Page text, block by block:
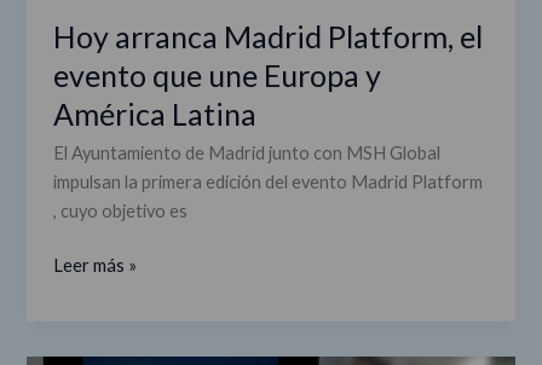
Hoy arranca Madrid Platform, el
evento que une Europa y
América Latina
El Ayuntamiento de Madrid junto con MSH Global
impulsan la primera edición del evento Madrid Platform
, cuyo objetivo es
Leer más »